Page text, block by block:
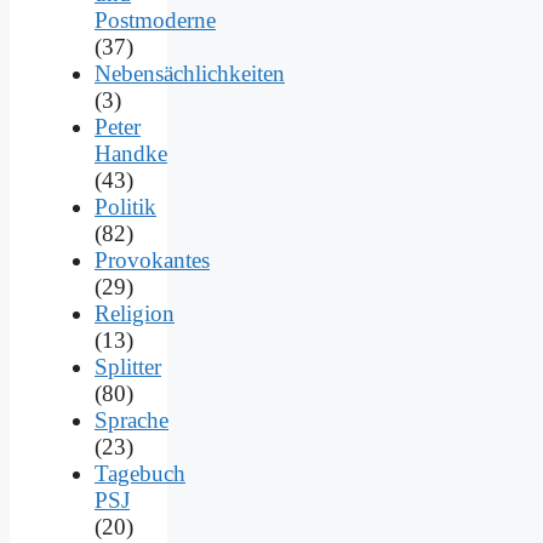
Postmoderne
(37)
Nebensächlichkeiten
(3)
Peter
Handke
(43)
Politik
(82)
Provokantes
(29)
Religion
(13)
Splitter
(80)
Sprache
(23)
Tagebuch
PSJ
(20)